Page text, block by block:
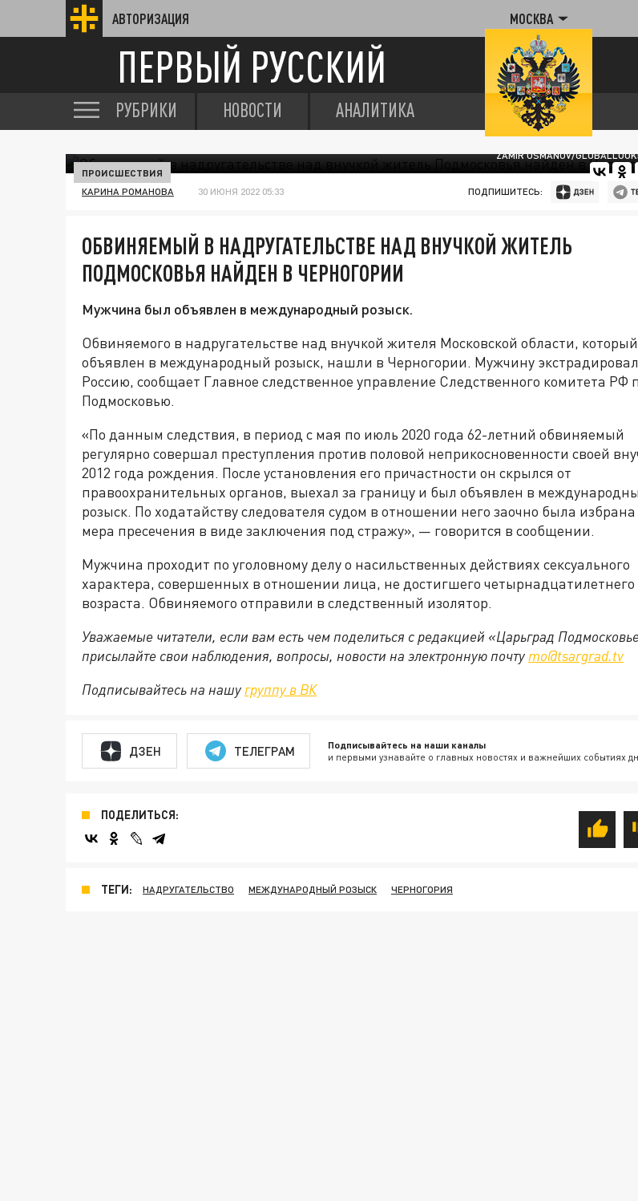
АВТОРИЗАЦИЯ МОСКВА
ПЕРВЫЙ РУССКИЙ
РУБРИКИ НОВОСТИ АНАЛИТИКА
ZAMIR USMANOV/
ПРОИСШЕСТВИЯ
КАРИНА РОМАНОВА 30 ИЮНЯ 2022 05:33 ПОДПИШИТЕСЬ:
ОБВИНЯЕМЫЙ В НАДРУГАТЕЛЬСТВЕ НАД ВНУЧКОЙ ЖИТЕЛЬ
ПОДМОСКОВЬЯ НАЙДЕН В ЧЕРНОГОРИИ
Мужчина был объявлен в международный розыск.
Обвиняемого в надругательстве над внучкой жителя Московской области, который
объявлен в международный розыск, нашли в Черногории. Мужчину
Россию, сообщает Главное следственное управление Следственного комитета РФ
Подмосковью.
«По данным следствия, в период с мая по июль 2020 года 62-летний обвиняемый
регулярно совершал преступления против половой неприкосновенности своей
2012 года рождения. После установления его причастности он скрылся от
правоохранительных органов, выехал за границу и был объявлен в
розыск. По ходатайству следователя судом в отношении него заочно была избрана
мера пресечения в виде заключения под стражу», — говорится в сообщении.
Мужчина проходит по уголовному делу о насильственных действиях сексуального
характера, совершенных в отношении лица, не достигшего четырнадцатилетнего
возраста. Обвиняемого отправили в следственный изолятор.
Уважаемые читатели, если вам есть чем поделиться с редакцией «Царьград
присылайте свои наблюдения, вопросы, новости на электронную почту mo@tsargrad.tv
Подписывайтесь на нашу группу в ВК
ДЗЕН ТЕЛЕГРАМ Подписывайтесь на наши каналы
и первыми узнавайте о главных новостях и важнейших событиях
ПОДЕЛИТЬСЯ:
ТЕГИ: НАДРУГАТЕЛЬСТВО МЕЖДУНАРОДНЫЙ РОЗЫСК ЧЕРНОГОРИЯ